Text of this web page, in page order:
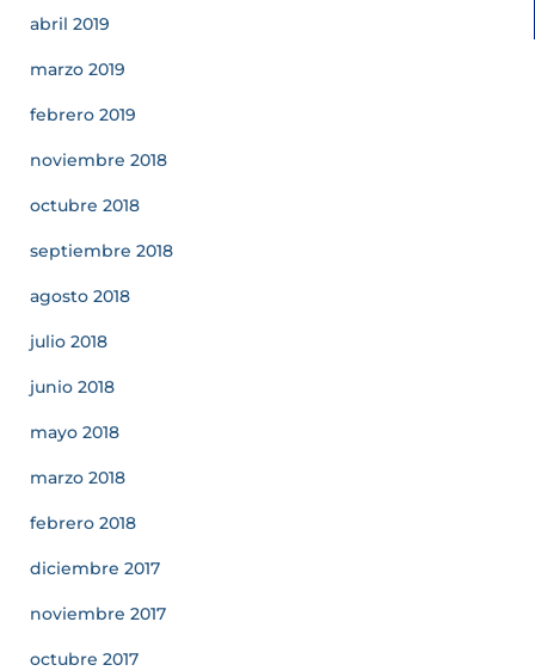
abril 2019
marzo 2019
febrero 2019
noviembre 2018
octubre 2018
septiembre 2018
agosto 2018
julio 2018
junio 2018
mayo 2018
marzo 2018
febrero 2018
diciembre 2017
noviembre 2017
octubre 2017